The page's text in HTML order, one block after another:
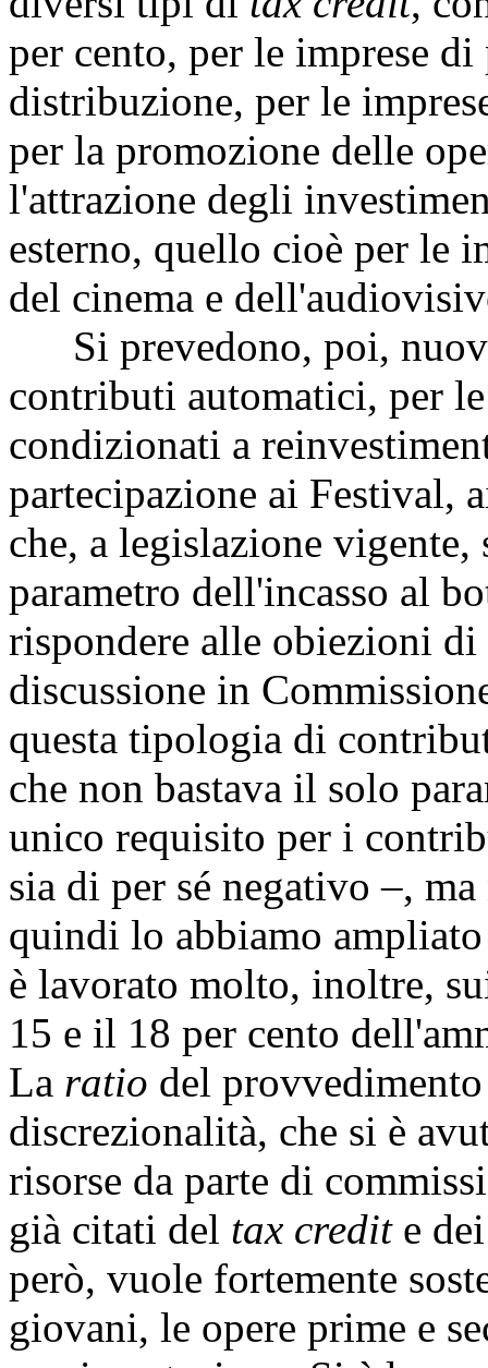
per cento, per le imprese
distribuzione, per le
per la promozione delle
l'attrazione degli
esterno, quello cioè per le
del cinema e
Si prevedono, poi, nuovi
contributi automatici, per
condizionati a
partecipazione ai Festival,
che, a legislazione
parametro dell'incasso al
rispondere alle obiezioni
discussione in
questa tipologia di
che non bastava il solo
unico requisito per i
sia di per sé negativo –,
quindi lo abbiamo
è lavorato molto, inoltre,
15 e il 18 per cento
La ratio del provvedimento
discrezionalità, che si è
risorse da parte di
già citati del tax credite
però, vuole fortemente
giovani, le opere prime e